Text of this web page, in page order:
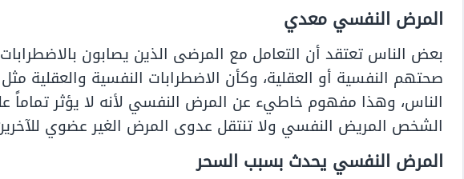
المرض النفسي معدي
بعض الناس تعتقد أن التعامل مع المرضى الذين يصابون
صحتهم النفسية أو العقلية، وكأن الاضطرابات النفسية والعقلية
الناس، وهذا مفهوم خاطيء عن المرض النفسي لأنه لا يؤثر
الشخص المريض النفسي ولا تنتقل عدوى المرض الغير عضوي
المرض النفسي يحدث بسبب السحر